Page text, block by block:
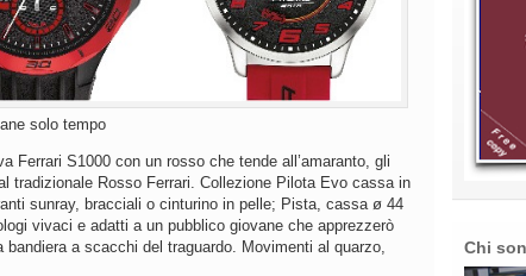
solo tempo
Ferrari S1000 con un rosso che tende all’amaranto, gli
tradizionale Rosso Ferrari. Collezione Pilota Evo cassa in
sunray, bracciali o cinturino in pelle; Pista, cassa ø 44
vivaci e adatti a un pubblico giovane che apprezzerò
a scacchi del traguardo. Movimenti al quarzo,
Chi